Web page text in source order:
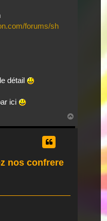
forums/sh
détail
ici
nos confrere